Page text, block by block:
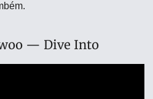
— Dive Into